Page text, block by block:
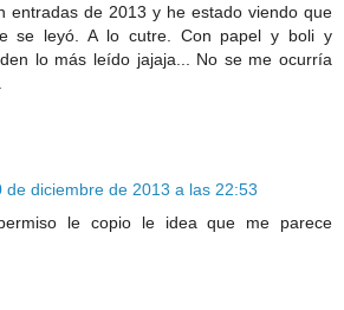
entradas de 2013 y he estado viendo que
se leyó. A lo cutre. Con papel y boli y
lo más leído jajaja... No se me ocurría
de diciembre de 2013 a las 22:53
le copio le idea que me parece